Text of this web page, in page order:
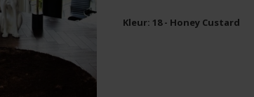
Kleur: 18 - Honey Custard